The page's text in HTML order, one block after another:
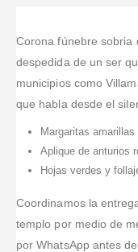
Corona fúnebre sobria
despedida de un ser
municipios como
que habla desde el
Margaritas amarillas
Aplique de anturios
Hojas verdes y
Coordinamos la
templo por medio de
por WhatsApp antes